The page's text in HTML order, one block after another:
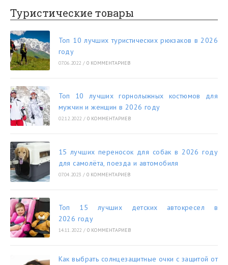
Туристические товары
Топ 10 лучших туристических рюкзаков в 2026
году
07.06.2022 / 0 КОММЕНТАРИЕВ
Топ 10 лучших горнолыжных костюмов для
мужчин и женщин в 2026 году
02.12.2022 / 0 КОММЕНТАРИЕВ
15 лучших переносок для собак в 2026 году
для самолёта, поезда и автомобиля
07.04.2023 / 0 КОММЕНТАРИЕВ
Топ 15 лучших детских автокресел в
2026 году
14.11.2022 / 0 КОММЕНТАРИЕВ
Как выбрать солнцезащитные очки с защитой от